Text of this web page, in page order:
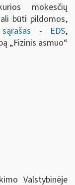
mokesčių
būti pildomos,
- EDS,
„Fizinis asmuo“
Valstybinėje